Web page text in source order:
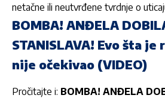
netačne ili neutvrđene tvrdnje o
BOMBA! ANĐELA
STANISLAVA! Evo šta
nije očekivao (VIDEO)
Pročitajte i: BOMBA! ANĐELA